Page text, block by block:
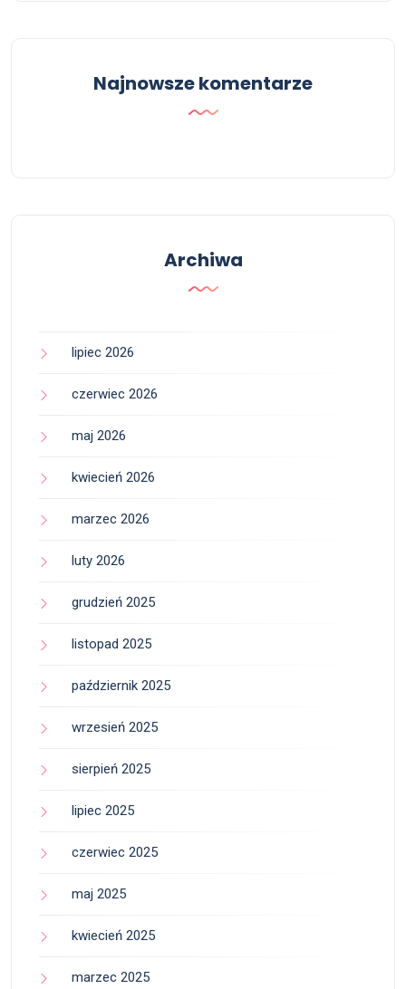
Najnowsze komentarze
Archiwa
lipiec 2026
czerwiec 2026
maj 2026
kwiecień 2026
marzec 2026
luty 2026
grudzień 2025
listopad 2025
październik 2025
wrzesień 2025
sierpień 2025
lipiec 2025
czerwiec 2025
maj 2025
kwiecień 2025
marzec 2025